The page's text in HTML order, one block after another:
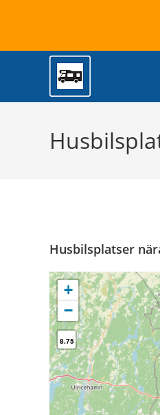
Husbilsplatser
+
−
8.75